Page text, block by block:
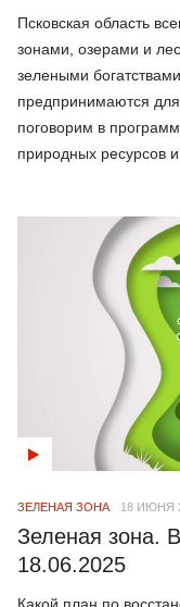
Псковская область
зонами, озерами и
зелеными
предпринимаются
поговорим в
природных ресурсов
ЗЕЛЕНАЯ ЗОНА 18 ИЮНЯ
Зеленая зона.
18.06.2025